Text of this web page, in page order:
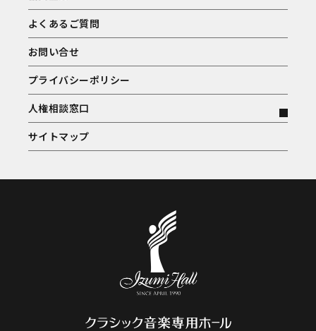
よくあるご質問
お問い合せ
プライバシーポリシー
人権相談窓口
サイトマップ